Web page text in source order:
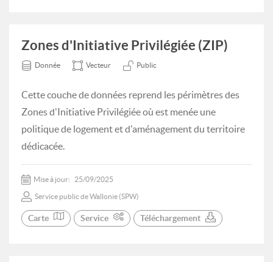
Zones d'Initiative Privilégiée (ZIP)
Donnée Vecteur Public
Cette couche de données reprend les périmètres des
Zones d'Initiative Privilégiée où est menée une
politique de logement et d'aménagement du territoire
dédicacée.
Mise à jour: 25/09/2025
Service public de Wallonie (SPW)
Carte Service Téléchargement